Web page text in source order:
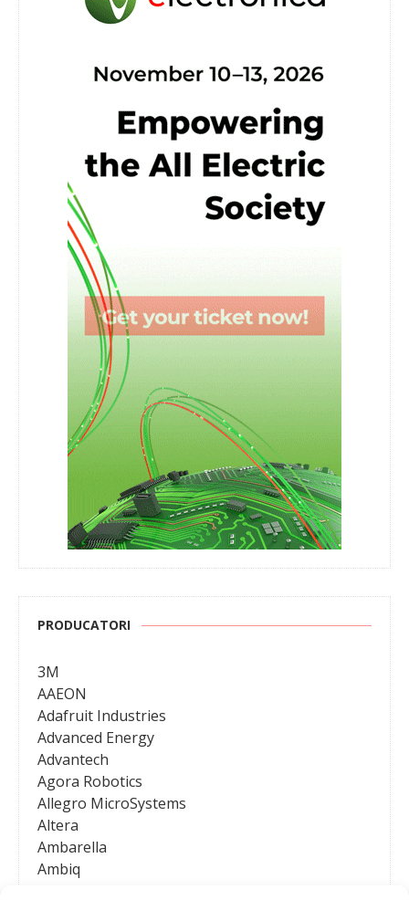
PRODUCATORI
3M
AAEON
Adafruit Industries
Advanced Energy
Advantech
Agora Robotics
Allegro MicroSystems
Altera
Ambarella
Ambiq